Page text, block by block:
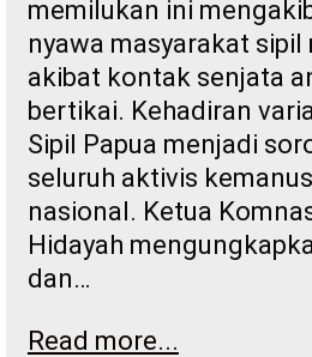
memilukan ini
nyawa masyarakat sipil
akibat kontak senjata
bertikai. Kehadiran
Sipil Papua menjadi
seluruh aktivis
nasional. Ketua
Hidayah
dan…
Read more...